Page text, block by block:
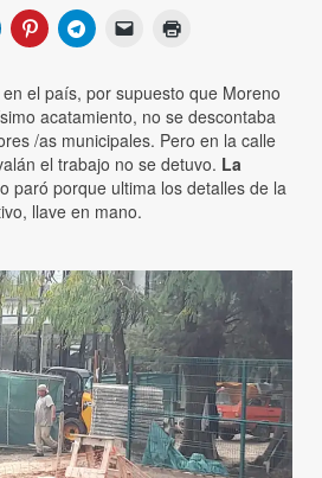
el país, por supuesto que Moreno
acatamiento, no se descontaba
/as municipales. Pero en la calle
el trabajo no se detuvo. La
paró porque ultima los detalles de la
llave en mano.